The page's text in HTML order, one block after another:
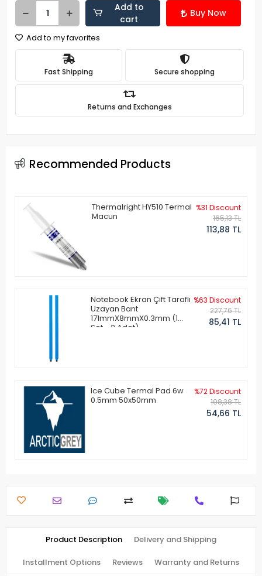
Add to
cart
Buy Now
Add to my favorites
Fast Shipping Secure shopping
Returns and Exchanges
Recommended Products
Thermalright HY510 Termal
Macun
%31 Discount
165,13 TL
113,88 TL
Notebook Ekran Çift Taraflı
Uzayan Bant
171mmX8mmX0.3mm (1
Set - 2 Adet)
%63 Discount
227,76 TL
85,41 TL
Ice Cube Termal Pad 6w
0.5mm 50x50mm
%72 Discount
198,38 TL
54,66 TL
Product Description Delivery and Shipping
Installment Options Reviews Warranty and Returns